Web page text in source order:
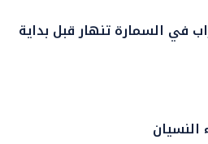
في السمارة تنهار قبل بداية